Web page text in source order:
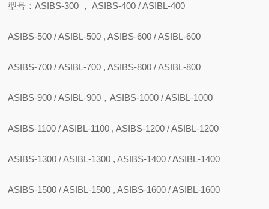
型号：ASIBS-300 ， ASIBS-400 / ASIBL-400
ASIBS-500 / ASIBL-500 , ASIBS-600 / ASIBL-600
ASIBS-700 / ASIBL-700 , ASIBS-800 / ASIBL-800
ASIBS-900 / ASIBL-900，ASIBS-1000 / ASIBL-1000
ASIBS-1100 / ASIBL-1100 , ASIBS-1200 / ASIBL-1200
ASIBS-1300 / ASIBL-1300 , ASIBS-1400 / ASIBL-1400
ASIBS-1500 / ASIBL-1500 , ASIBS-1600 / ASIBL-1600